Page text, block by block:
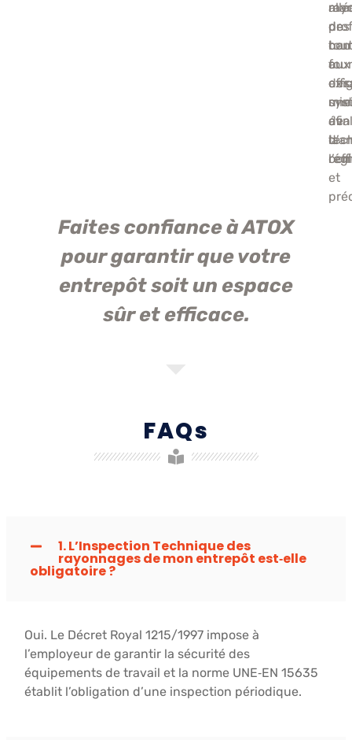
de
tout
une
et
aux
de
la
des
ou
des
afin
Faites confiance à ATOX
pour garantir que votre
entrepôt soit un espace
sûr et efficace.
FAQs
1. L’Inspection Technique des
rayonnages de mon entrepôt est‑elle
obligatoire ?
Oui. Le Décret Royal 1215/1997 impose à
l’employeur de garantir la sécurité des
équipements de travail et la norme UNE‑EN 15635
établit l’obligation d’une inspection périodique.